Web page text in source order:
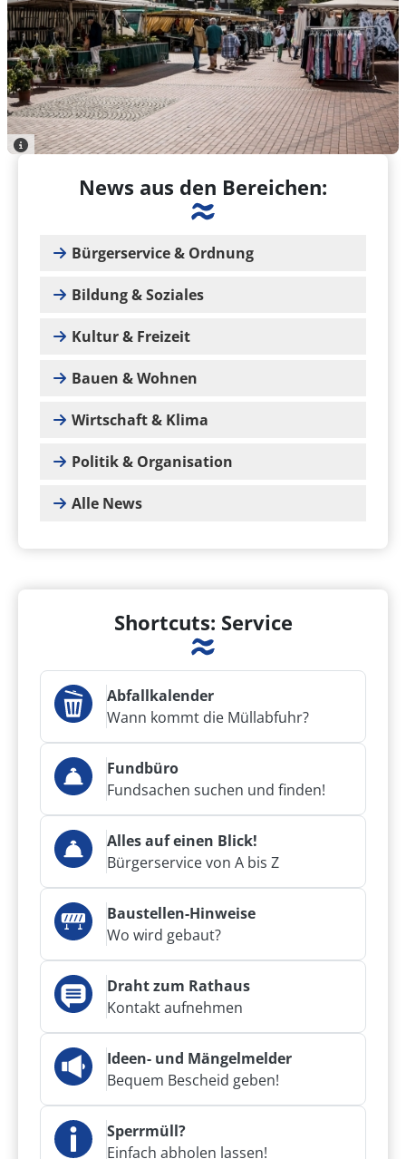
News aus den Bereichen:
Bürgerservice & Ordnung
Bildung & Soziales
Kultur & Freizeit
Bauen & Wohnen
Wirtschaft & Klima
Politik & Organisation
Alle News
Shortcuts: Service
Abfallkalender
Wann kommt die Müllabfuhr?
Fundbüro
Fundsachen suchen und finden!
Alles auf einen Blick!
Bürgerservice von A bis Z
Baustellen-Hinweise
Wo wird gebaut?
Draht zum Rathaus
Kontakt aufnehmen
Ideen- und Mängelmelder
Bequem Bescheid geben!
Sperrmüll?
Einfach abholen lassen!